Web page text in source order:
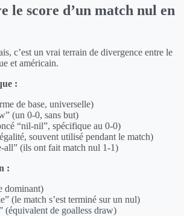
le score d’un match nul en
c’est un vrai terrain de divergence entre le
et américain.
:
de base, universelle)
(un 0-0, sans but)
“nil-nil”, spécifique au 0-0)
souvent utilisé pendant le match)
all” (ils ont fait match nul 1-1)
:
dominant)
(le match s’est terminé sur un nul)
(équivalent de goalless draw)